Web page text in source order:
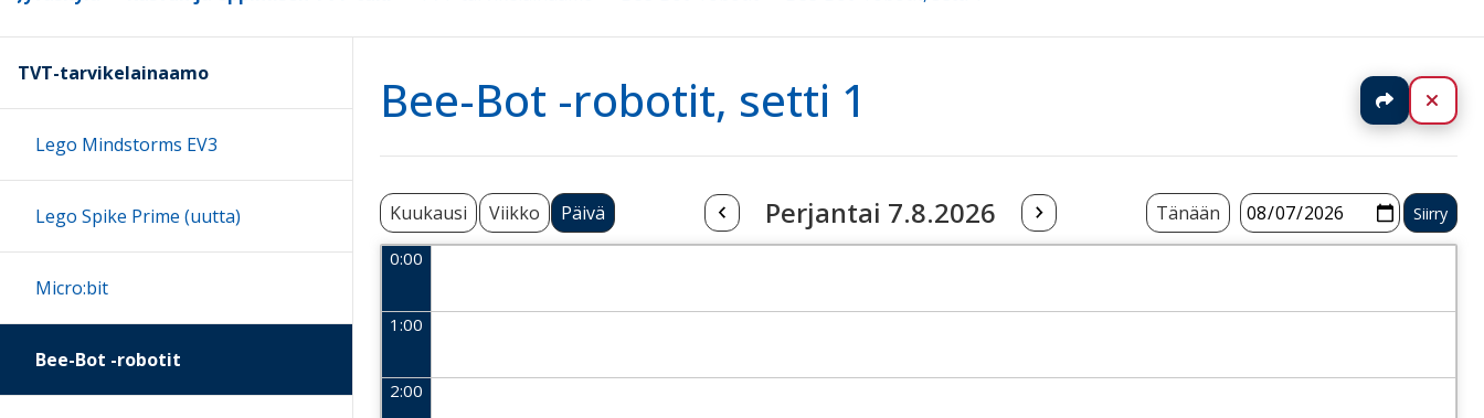
Bee-Bot -robotit, setti 1 Jaa
Kuukausi Viikko Päivä Perjantai 7.8.2026 Tänään
0:00
1:00
2:00
TVT-tarvikelainaamo
Lego Mindstorms EV3
Lego Spike Prime (uutta)
Micro:bit
Bee-Bot -robotit